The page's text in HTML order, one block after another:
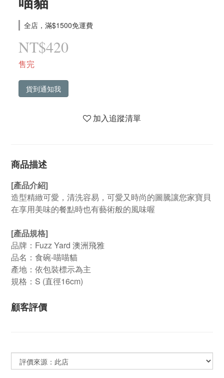
全店，滿$1500免運費
NT$420
售完
貨到通知我
加入追蹤清單
商品描述
[產品介紹]
造型精緻可愛，清洗容易，可愛又時尚的圖騰讓您家寶貝
在享用美味的餐點時也有藝術般的風味喔
[產品規格]
品牌：Fuzz Yard 澳洲飛雅
品名：食碗-喵喵貓
產地：依包裝標示為主
規格：S (直徑16cm)
顧客評價